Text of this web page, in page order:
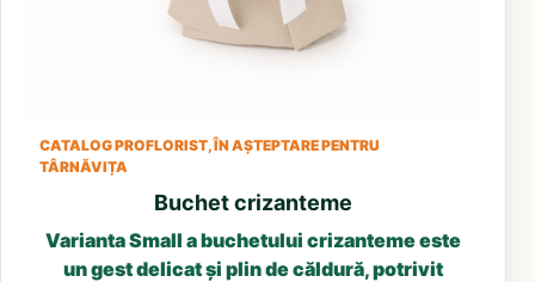
CATALOG PROFLORIST, ÎN AȘTEPTARE PENTRU
TÂRNĂVIȚA
Buchet crizanteme
Varianta Small a buchetului crizanteme este
un gest delicat și plin de căldură, potrivit